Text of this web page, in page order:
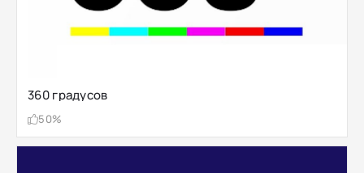
360 градусов
50%